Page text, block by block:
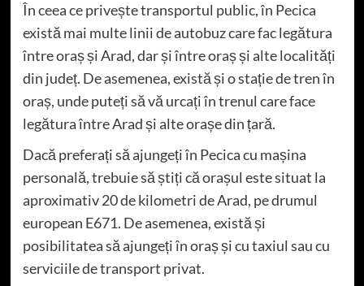
În ceea ce privește transportul public, în Pecica
există mai multe linii de autobuz care fac legătura
între oraș și Arad, dar și între oraș și alte localități
din județ. De asemenea, există și o stație de tren în
oraș, unde puteți să vă urcați în trenul care face
legătura între Arad și alte orașe din țară.
Dacă preferați să ajungeți în Pecica cu mașina
personală, trebuie să știți că orașul este situat la
aproximativ 20 de kilometri de Arad, pe drumul
european E671. De asemenea, există și
posibilitatea să ajungeți în oraș și cu taxiul sau cu
serviciile de transport privat.